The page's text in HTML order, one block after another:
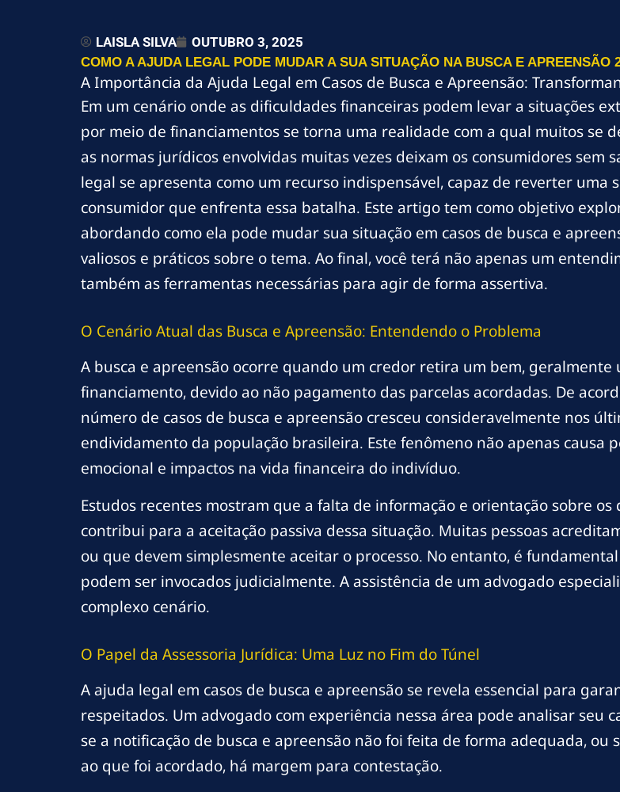
LAISLA SILVA OUTUBRO 3, 2025
COMO A AJUDA LEGAL PODE MUDAR A SUA SITUAÇÃO NA BUSCA E APREENSÃO
A Importância da Ajuda Legal em Casos de Busca e Apreensão:
Em um cenário onde as dificuldades financeiras podem levar a situações
por meio de financiamentos se torna uma realidade com a qual muitos se
as normas jurídicos envolvidas muitas vezes deixam os consumidores sem
legal se apresenta como um recurso indispensável, capaz de reverter uma
consumidor que enfrenta essa batalha. Este artigo tem como objetivo
abordando como ela pode mudar sua situação em casos de busca e
valiosos e práticos sobre o tema. Ao final, você terá não apenas um
também as ferramentas necessárias para agir de forma assertiva.
O Cenário Atual das Busca e Apreensão: Entendendo o Problema
A busca e apreensão ocorre quando um credor retira um bem, geralmente
financiamento, devido ao não pagamento das parcelas acordadas. De
número de casos de busca e apreensão cresceu consideravelmente nos
endividamento da população brasileira. Este fenômeno não apenas causa
emocional e impactos na vida financeira do indivíduo.
Estudos recentes mostram que a falta de informação e orientação sobre
contribui para a aceitação passiva dessa situação. Muitas pessoas
ou que devem simplesmente aceitar o processo. No entanto, é
podem ser invocados judicialmente. A assistência de um advogado
complexo cenário.
O Papel da Assessoria Jurídica: Uma Luz no Fim do Túnel
A ajuda legal em casos de busca e apreensão se revela essencial para
respeitados. Um advogado com experiência nessa área pode analisar seu
se a notificação de busca e apreensão não foi feita de forma adequada, ou
ao que foi acordado, há margem para contestação.